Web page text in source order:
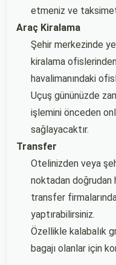
etmeniz ve
Araç Kiralama
Şehir merkezinde
kiralama
havalimanındaki
Uçuş gününüzde
işlemini önceden
sağlayacaktır.
Transfer
Otelinizden veya
noktadan doğrudan
transfer
yaptırabilirsiniz.
Özellikle kalabalık
bagajı olanlar için